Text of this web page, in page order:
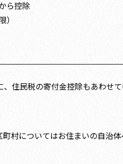
住民税の寄付金控除もあわせ
村についてはお住まいの自治